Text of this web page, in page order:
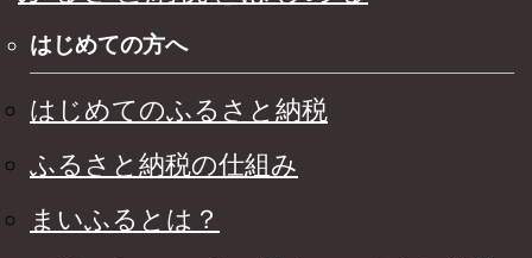
はじめての方へ
はじめてのふるさと納税
ふるさと納税の仕組み
まいふるとは？